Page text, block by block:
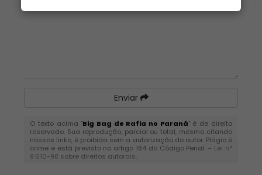
Enviar
O texto acima "Big Bag de Rafia no Paraná" é de direito
reservado. Sua reprodução, parcial ou total, mesmo citando
nossos links, é proibida sem a autorização do autor. Plágio é
crime e está previsto no artigo 184 do Código Penal. – Lei n°
9.610-98 sobre direitos autorais.